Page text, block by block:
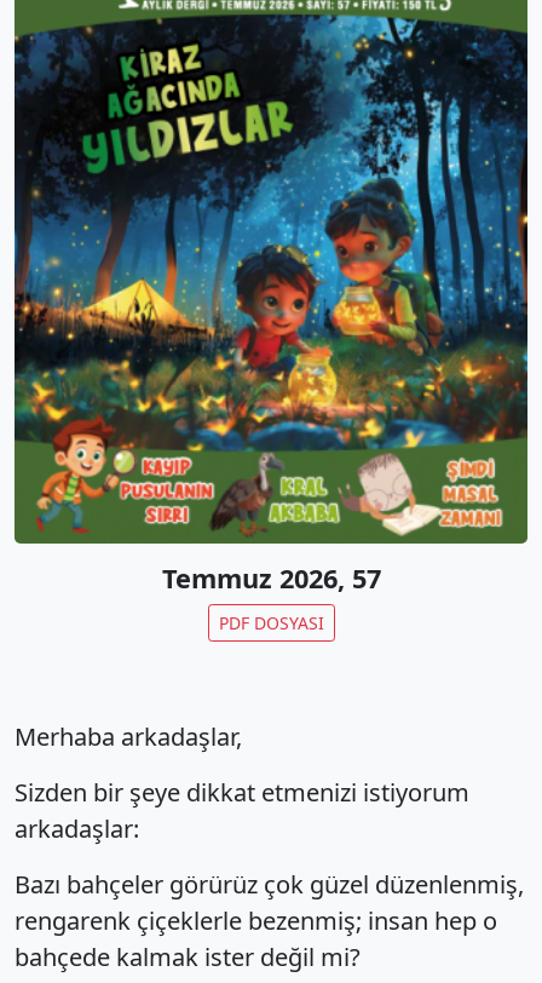
Temmuz 2026, 57
PDF DOSYASI
Merhaba arkadaşlar,
Sizden bir şeye dikkat etmenizi istiyorum
arkadaşlar:
Bazı bahçeler görürüz çok güzel düzenlenmiş,
rengarenk çiçeklerle bezenmiş; insan hep o
bahçede kalmak ister değil mi?